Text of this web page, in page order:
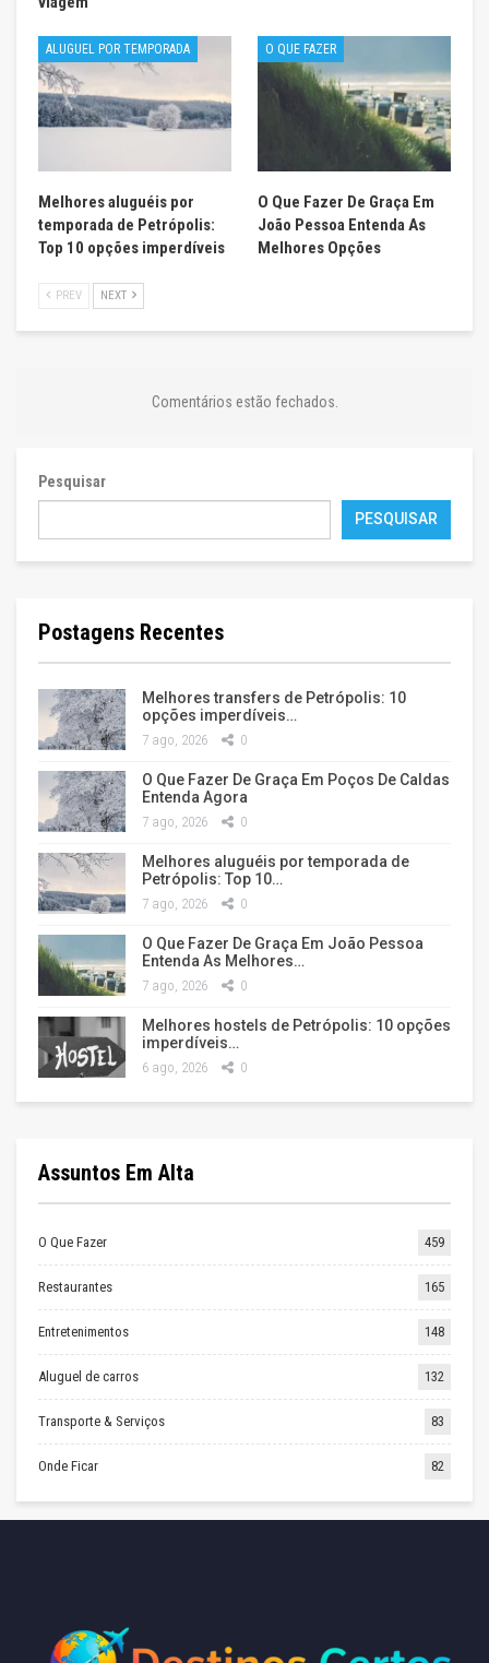
ALUGUEL POR TEMPORADA
Melhores aluguéis por
temporada de Petrópolis:
Top 10 opções imperdíveis
O QUE FAZER
O Que Fazer De Graça Em
João Pessoa Entenda As
Melhores Opções
PREV NEXT
Comentários estão fechados.
Pesquisar
PESQUISAR
Postagens Recentes
Melhores transfers de Petrópolis: 10
opções imperdíveis…
7 ago, 2026 0
O Que Fazer De Graça Em Poços De Caldas
Entenda Agora
7 ago, 2026 0
Melhores aluguéis por temporada de
Petrópolis: Top 10…
7 ago, 2026 0
O Que Fazer De Graça Em João Pessoa
Entenda As Melhores…
7 ago, 2026 0
Melhores hostels de Petrópolis: 10 opções
imperdíveis…
6 ago, 2026 0
Assuntos Em Alta
O Que Fazer 459
Restaurantes 165
Entretenimentos 148
Aluguel de carros 132
Transporte & Serviços 83
Onde Ficar 82